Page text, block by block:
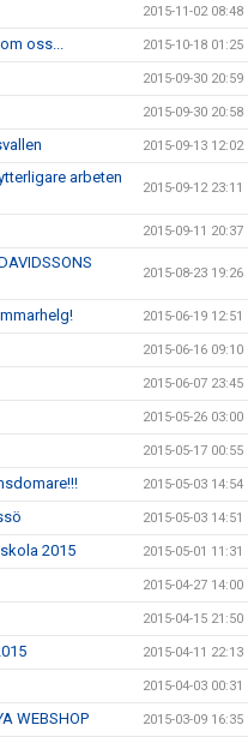
2015-11-02 08:48
oss... 2015-10-18 01:25
2015-09-30 20:59
2015-09-30 20:58
2015-09-13 12:02
arbeten
2015-09-12 23:11
2015-09-11 20:37
2015-08-23 19:26
2015-06-19 12:51
2015-06-16 09:10
2015-06-07 23:45
2015-05-26 03:00
2015-05-17 00:55
2015-05-03 14:54
2015-05-03 14:51
2015 2015-05-01 11:31
2015-04-27 14:00
2015-04-15 21:50
2015-04-11 22:13
2015-04-03 00:31
WEBSHOP 2015-03-09 16:35